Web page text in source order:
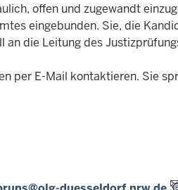
offen und zugewandt
eingebunden. Sie, die
die Leitung des
per E-Mail kontaktieren. Sie